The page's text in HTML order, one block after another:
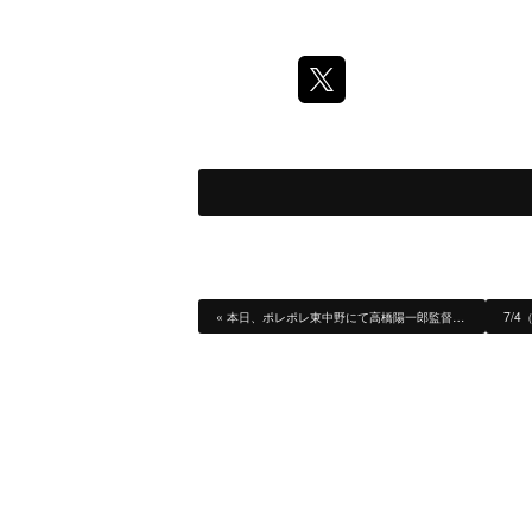
« 本日、ポレポレ東中野にて高橋陽一郎監督… 7/4